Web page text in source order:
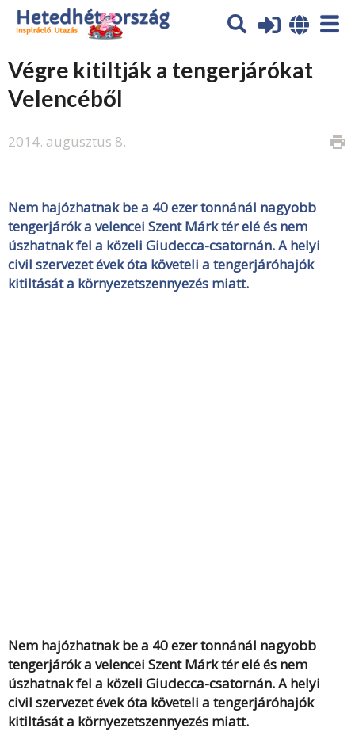
Végre kitiltják a tengerjárókat
Velencéből
2014. augusztus 8. print
Nem hajózhatnak be a 40 ezer tonnánál nagyobb
tengerjárók a velencei Szent Márk tér elé és nem
úszhatnak fel a közeli Giudecca-csatornán. A helyi
civil szervezet évek óta követeli a tengerjáróhajók
kitiltását a környezetszennyezés miatt.
Nem hajózhatnak be a 40 ezer tonnánál nagyobb
tengerjárók a velencei Szent Márk tér elé és nem
úszhatnak fel a közeli Giudecca-csatornán. A helyi
civil szervezet évek óta követeli a tengerjáróhajók
kitiltását a környezetszennyezés miatt.